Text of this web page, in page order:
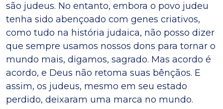
são judeus. No entanto, embora o povo judeu
tenha sido abençoado com genes criativos,
como tudo na história judaica, não posso dizer
que sempre usamos nossos dons para tornar o
mundo mais, digamos, sagrado. Mas acordo é
acordo, e Deus não retoma suas bênçãos. E
assim, os judeus, mesmo em seu estado
perdido, deixaram uma marca no mundo.